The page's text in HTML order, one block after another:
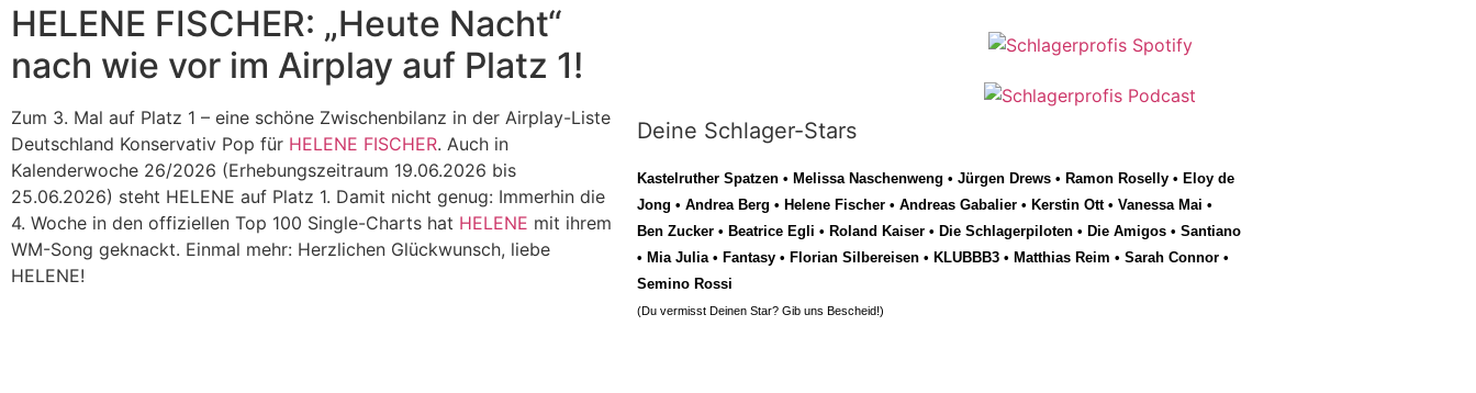
HELENE FISCHER: „Heute Nacht“
nach wie vor im Airplay auf Platz 1!
Zum 3. Mal auf Platz 1 – eine schöne Zwischenbilanz in der Airplay-Liste
Deutschland Konservativ Pop für HELENE FISCHER. Auch in
Kalenderwoche 26/2026 (Erhebungszeitraum 19.06.2026 bis
25.06.2026) steht HELENE auf Platz 1. Damit nicht genug: Immerhin die
4. Woche in den offiziellen Top 100 Single-Charts hat HELENE mit ihrem
WM-Song geknackt. Einmal mehr: Herzlichen Glückwunsch, liebe
HELENE!
Deine Schlager-Stars
Kastelruther Spatzen • Melissa Naschenweng • Jürgen Drews • Ramon Roselly • Eloy de
Jong • Andrea Berg • Helene Fischer • Andreas Gabalier • Kerstin Ott• Vanessa Mai •
Ben Zucker • Beatrice Egli • Roland Kaiser • Die Schlagerpiloten • Die Amigos • Santiano
• Mia Julia • Fantasy • Florian Silbereisen • KLUBBB3 • Matthias Reim • Sarah Connor •
Semino Rossi
(Du vermisst Deinen Star? Gib uns Bescheid!)